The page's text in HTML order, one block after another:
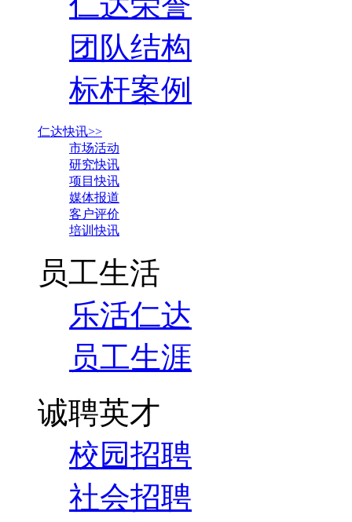
团队结构
标杆案例
仁达快讯>>
市场活动
研究快讯
项目快讯
媒体报道
客户评价
培训快讯
员工生活
乐活仁达
员工生涯
诚聘英才
校园招聘
社会招聘